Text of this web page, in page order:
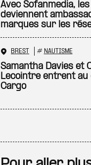
Avec Sofanmedia,
deviennent
marques sur les
BREST # NAUTISME
Samantha Davies et
Lecointre entrent au
Cargo